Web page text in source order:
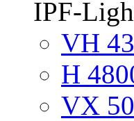
IPF-
VH
H
VX